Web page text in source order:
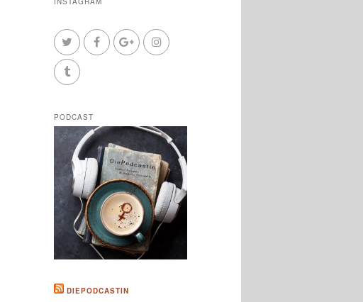
PODCAST
DIEPODCASTIN